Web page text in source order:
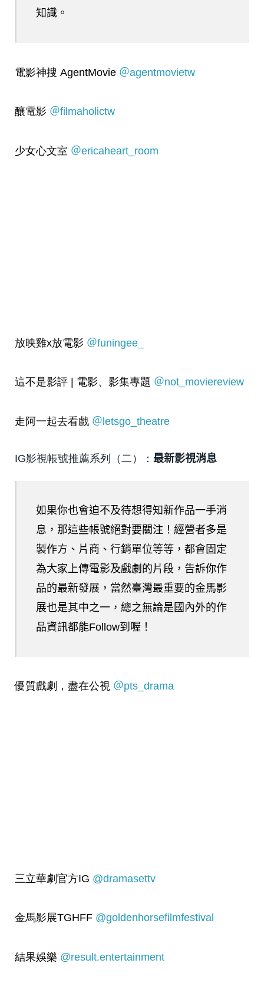
知識。
電影神搜 AgentMovie ＠agentmovietw
釀電影 ＠filmaholictw
少女心文室 ＠ericaheart_room
放映雞x放電影 ＠funingee_
這不是影評 | 電影、影集專題 ＠not_moviereview
走阿一起去看戲 ＠letsgo_theatre
IG影視帳號推薦系列（二）： 最新影視消息
如果你也會迫不及待想得知新作品一手消
息，那這些帳號絕對要關注！經營者多是
製作方、片商、行銷單位等等，都會固定
為大家上傳電影及戲劇的片段，告訴你作
品的最新發展，當然臺灣最重要的金馬影
展也是其中之一，總之無論是國內外的作
品資訊都能Follow到喔！
優質戲劇，盡在公視 ＠pts_drama
三立華劇官方IG @dramasettv
金馬影展TGHFF @goldenhorsefilmfestival
結果娛樂 @result.entertainment